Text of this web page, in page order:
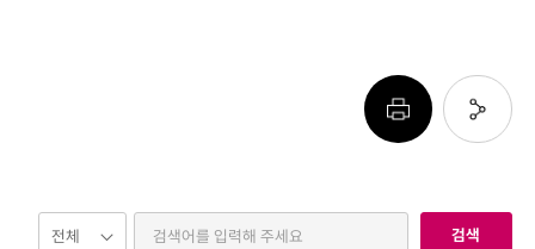
검색